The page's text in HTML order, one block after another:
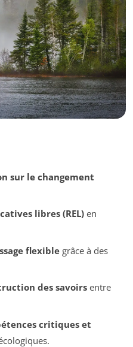
sur le changement
libres (REL)en
flexiblegrâce à des
des savoirsentre
critiques et